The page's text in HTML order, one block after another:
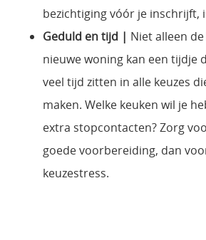
bezichtiging vóór je inschrijft,
Geduld en tijd | Niet alleen
nieuwe woning kan een tijdje
veel tijd zitten in alle keuzes
maken. Welke keuken wil je
extra stopcontacten? Zorg
goede voorbereiding, dan
keuzestress.